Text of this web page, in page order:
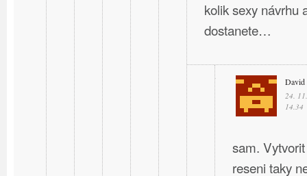
kolik sexy návrhu
dostanete…
David
24.
14.34
sam.
reseni taky